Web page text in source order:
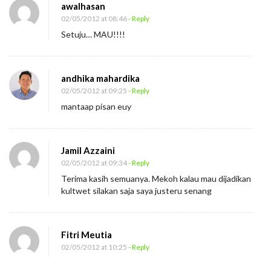
awalhasan
02/05/2012 at 08:46- Reply
Setuju… MAU!!!!
andhika mahardika
02/05/2012 at 09:25 - Reply
mantaap pisan euy
Jamil Azzaini
02/05/2012 at 09:34- Reply
Terima kasih semuanya. Mekoh kalau mau dijadikan
kultwet silakan saja saya justeru senang
Fitri Meutia
02/05/2012 at 10:25 - Reply